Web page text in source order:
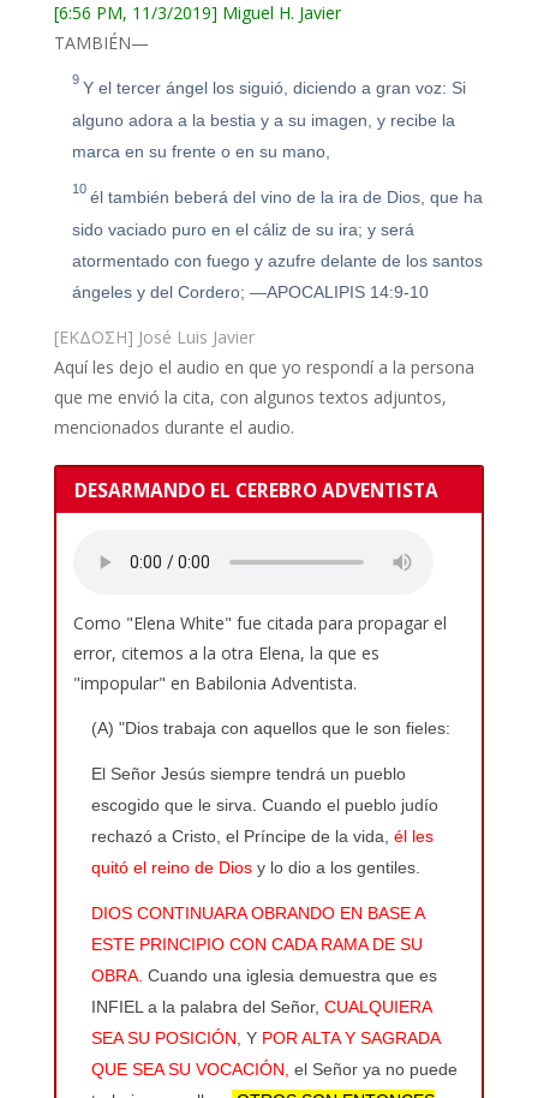
[6:56 PM, 11/3/2019] Miguel H. Javier
TAMBIÉN—
9 Y el tercer ángel los siguió, diciendo a gran voz: Si
alguno adora a la bestia y a su imagen , y recibe la
marca en su frente o en su mano,
10 él también beberá del vino de la ira de Dios, que ha
sido vaciado puro en el cáliz de su ira; y será
atormentado con fuego y azufre delante de los santos
ángeles y del Cordero; —APOCALIPIS 14:9-10
[ΕΚΔΟΣΗ] José Luis Javier
Aquí les dejo el audio en que yo respondí a la persona
que me envió la cita, con algunos textos adjuntos,
mencionados durante el audio.
DESARMANDO EL CEREBRO ADVENTISTA
Como "Elena White" fue citada para propagar el
error, citemos a la otra Elena, la que es
"impopular" en Babilonia Adventista.
(A) "Dios trabaja con aquellos que le son fieles:
El Señor Jesús siempre tendrá un pueblo
escogido que le sirva. Cuando el pueblo judío
rechazó a Cristo, el Príncipe de la vida, él les
quitó el reino de Diosy lo dio a los gentiles.
DIOS CONTINUARA OBRANDO EN BASE A
ESTE PRINCIPIO CON CADA RAMA DE SU
OBRA. Cuando una iglesia demuestra que es
INFIEL a la palabra del Señor, CUALQUIERA
SEA SU POSICIÓN, Y POR ALTA Y SAGRADA
QUE SEA SU VOCACIÓN, el Señor ya no puede